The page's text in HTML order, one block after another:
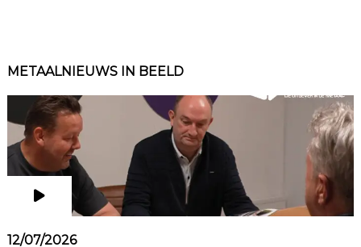
METAALNIEUWS IN BEELD
12/07/2026